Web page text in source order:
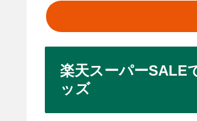
楽天スーパーSALE
ッズ